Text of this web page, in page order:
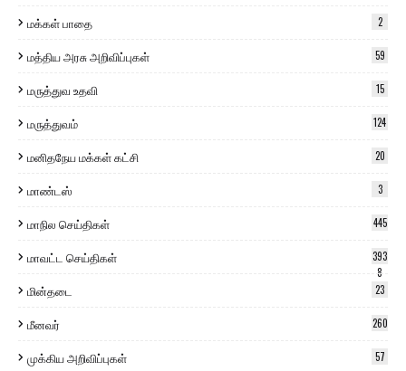
மக்கள் பாதை 2
மத்திய அரசு அறிவிப்புகள் 59
மருத்துவ உதவி 15
மருத்துவம் 124
மனிதநேய மக்கள் கட்சி 20
மாண்டஸ் 3
மாநில செய்திகள் 445
மாவட்ட செய்திகள்
393
8
மின்தடை 23
மீனவர் 260
முக்கிய அறிவிப்புகள் 57